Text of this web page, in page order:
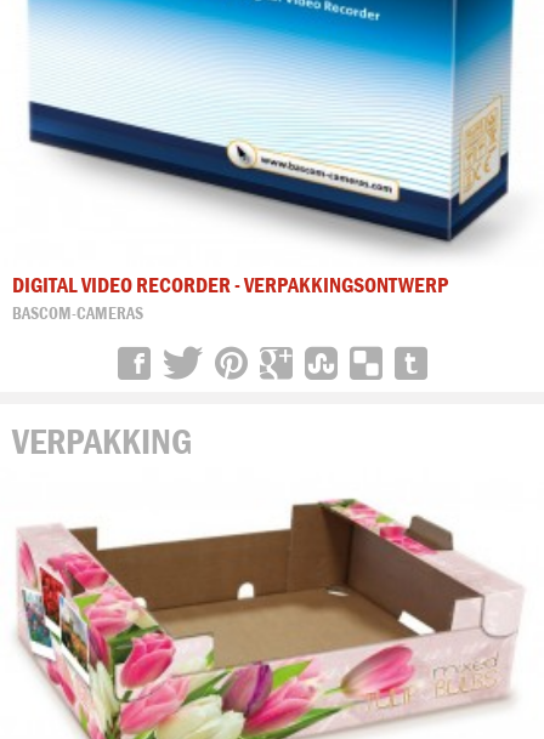
DIGITAL VIDEO RECORDER - VERPAKKINGSONTWERP
BASCOM-CAMERAS
VERPAKKING